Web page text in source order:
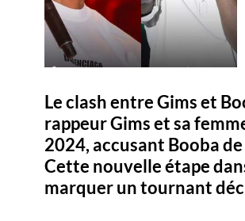
Le clash entre Gims et
rappeur Gims et sa
2024, accusant Booba
Cette nouvelle étape
marquer un tournant